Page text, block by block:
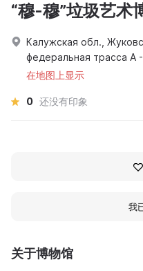
关于博物馆
“穆-穆”垃圾艺术
Калужская обл.,
федеральная трасса А
在地图上显示
0 还没有印象
我